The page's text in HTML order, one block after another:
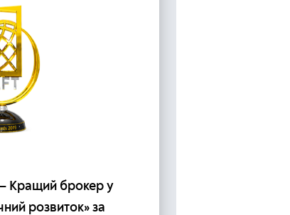
Кращий брокер у
розвиток» за